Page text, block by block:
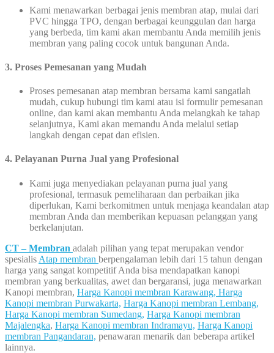
Kami menawarkan berbagai jenis membran atap, mulai dari
PVC hingga TPO, dengan berbagai keunggulan dan harga
yang berbeda, tim kami akan membantu Anda memilih jenis
membran yang paling cocok untuk bangunan Anda.
3. Proses Pemesanan yang Mudah
Proses pemesanan atap membran bersama kami sangatlah
mudah, cukup hubungi tim kami atau isi formulir pemesanan
online, dan kami akan membantu Anda melangkah ke tahap
selanjutnya, Kami akan memandu Anda melalui setiap
langkah dengan cepat dan efisien.
4. Pelayanan Purna Jual yang Profesional
Kami juga menyediakan pelayanan purna jual yang
profesional, termasuk pemeliharaan dan perbaikan jika
diperlukan, Kami berkomitmen untuk menjaga keandalan atap
membran Anda dan memberikan kepuasan pelanggan yang
berkelanjutan.
CT – Membran adalah pilihan yang tepat merupakan vendor
spesialis Atap membran berpengalaman lebih dari 15 tahun dengan
harga yang sangat kompetitif Anda bisa mendapatkan kanopi
membran yang berkualitas, awet dan bergaransi, juga menawarkan
Kanopi membran, Harga Kanopi membran Karawang, Harga
Kanopi membran Purwakarta, Harga Kanopi membran Lembang,
Harga Kanopi membran Sumedang, Harga Kanopi membran
Majalengka, Harga Kanopi membran Indramayu, Harga Kanopi
membran Pangandaran, penawaran menarik dan beberapa artikel
lainnya.